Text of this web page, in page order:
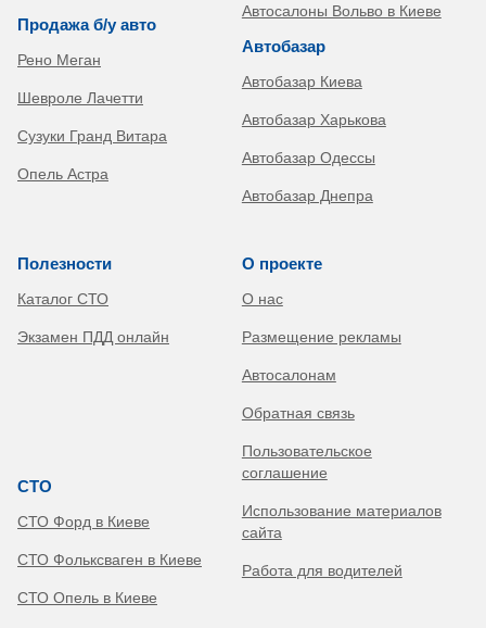
Продажа б/у авто
Рено Меган
Шевроле Лачетти
Сузуки Гранд Витара
Опель Астра
Автосалоны Вольво в Киеве
Автобазар
Автобазар Киева
Автобазар Харькова
Автобазар Одессы
Автобазар Днепра
Полезности
Каталог СТО
Экзамен ПДД онлайн
СТО
СТО Форд в Киеве
СТО Фольксваген в Киеве
СТО Опель в Киеве
О проекте
О нас
Размещение рекламы
Автосалонам
Обратная связь
Пользовательское
соглашение
Использование материалов
сайта
Работа для водителей